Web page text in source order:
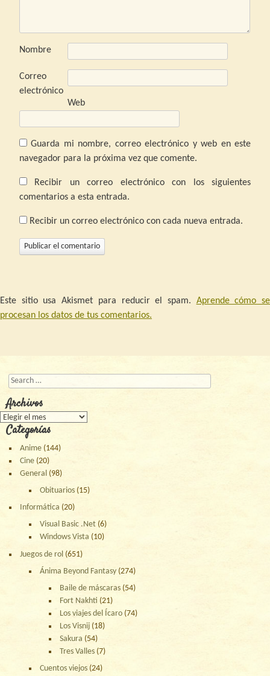
Nombre
Correo
electrónico
Web
Guarda mi nombre, correo electrónico y web en este
navegador para la próxima vez que comente.
Recibir un correo electrónico con los siguientes
comentarios a esta entrada.
Recibir un correo electrónico con cada nueva entrada.
Este sitio usa Akismet para reducir el spam. Aprende cómo se
procesan los datos de tus comentarios.
Buscar
Archivos
Archivos
Categorías
Anime (144)
Cine (20)
General (98)
Obituarios (15)
Informática (20)
Visual Basic .Net (6)
Windows Vista (10)
Juegos de rol (651)
Ánima Beyond Fantasy (274)
Baile de máscaras (54)
Fort Nakhti (21)
Los viajes del Ícaro (74)
Los Visnij (18)
Sakura (54)
Tres Valles (7)
Cuentos viejos (24)